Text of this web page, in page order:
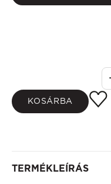
KOSÁRBA
TERMÉKLEÍRÁS